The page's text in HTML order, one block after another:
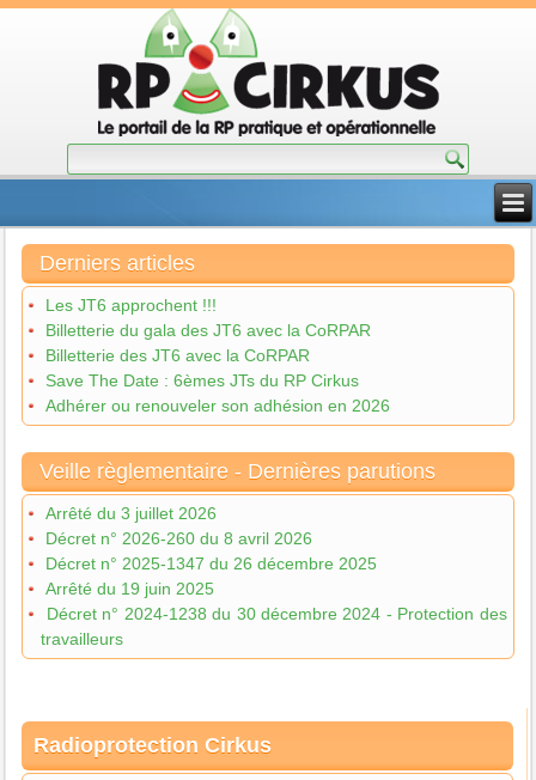
Derniers articles
Les JT6 approchent !!!
Billetterie du gala des JT6 avec la CoRPAR
Billetterie des JT6 avec la CoRPAR
Save The Date : 6èmes JTs du RP Cirkus
Adhérer ou renouveler son adhésion en 2026
Veille règlementaire - Dernières parutions
Arrêté du 3 juillet 2026
Décret n° 2026-260 du 8 avril 2026
Décret n° 2025-1347 du 26 décembre 2025
Arrêté du 19 juin 2025
Décret n° 2024-1238 du 30 décembre 2024 - Protection des
travailleurs
Radioprotection Cirkus